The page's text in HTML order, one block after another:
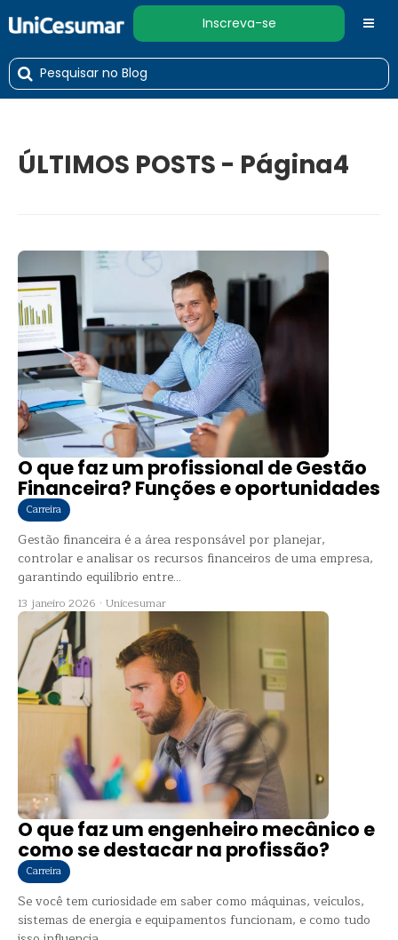
Inscreva-se
ÚLTIMOS POSTS - Página4
O que faz um profissional de Gestão
Financeira? Funções e oportunidades
Carreira
Gestão financeira é a área responsável por planejar,
controlar e analisar os recursos financeiros de uma empresa,
garantindo equilíbrio entre...
13 janeiro 2026 · Unicesumar
O que faz um engenheiro mecânico e
como se destacar na profissão?
Carreira
Se você tem curiosidade em saber como máquinas, veículos,
sistemas de energia e equipamentos funcionam, e como tudo